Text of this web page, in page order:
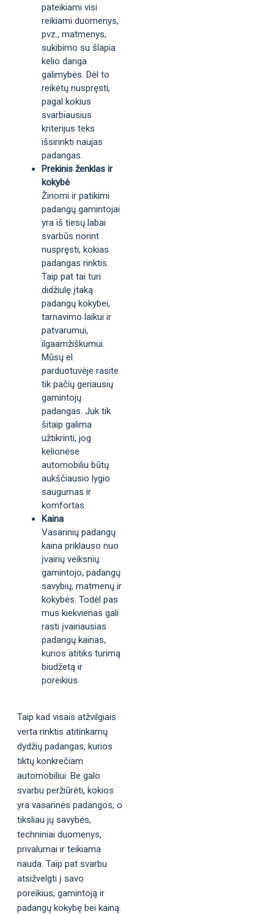
pateikiami visi
reikiami duomenys,
pvz., matmenys,
sukibimo su šlapia
kelio danga
galimybės. Dėl to
reikėtų nuspręsti,
pagal kokius
svarbiausius
kriterijus teks
išsirinkti naujas
padangas.
Prekinis ženklas ir
kokybė
Žinomi ir patikimi
padangų gamintojai
yra iš tiesų labai
svarbūs norint
nuspręsti, kokias
padangas rinktis.
Taip pat tai turi
didžiulę įtaką
padangų kokybei,
tarnavimo laikui ir
patvarumui,
ilgaamžiškumui.
Mūsų el.
parduotuvėje rasite
tik pačių geriausių
gamintojų
padangas. Juk tik
šitaip galima
užtikrinti, jog
kelionėse
automobiliu būtų
aukščiausio lygio
saugumas ir
komfortas.
Kaina
Vasarinių padangų
kaina priklauso nuo
įvairių veiksnių:
gamintojo, padangų
savybių, matmenų ir
kokybės. Todėl pas
mus kiekvienas gali
rasti įvairiausias
padangų kainas,
kurios atitiks turimą
biudžetą ir
poreikius.
Taip kad visais atžvilgiais
verta rinktis atitinkamų
dydžių padangas, kurios
tiktų konkrečiam
automobiliui. Be galo
svarbu peržiūrėti, kokios
yra vasarinės padangos, o
tiksliau jų savybės,
techniniai duomenys,
privalumai ir teikiama
nauda. Taip pat svarbu
atsižvelgti į savo
poreikius, gamintoją ir
padangų kokybę bei kainą.